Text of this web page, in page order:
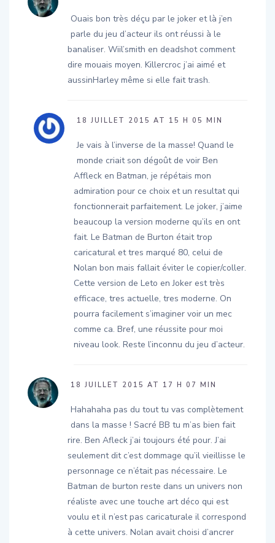
Ouais bon très déçu par le joker et là j’en
parle du jeu d’acteur ils ont réussi à le
banaliser. Wiil’smith en deadshot comment
dire mouais moyen. Killercroc j’ai aimé et
aussinHarley même si elle fait trash.
18 JUILLET 2015 AT 15 H 05 MIN
Je vais à l’inverse de la masse! Quand le
monde criait son dégoût de voir Ben
Affleck en Batman, je répétais mon
admiration pour ce choix et un resultat qui
fonctionnerait parfaitement. Le joker, j’aime
beaucoup la version moderne qu’ils en ont
fait. Le Batman de Burton était trop
caricatural et tres marqué 80, celui de
Nolan bon mais fallait éviter le copier/coller.
Cette version de Leto en Joker est très
efficace, tres actuelle, tres moderne. On
pourra facilement s’imaginer voir un mec
comme ca. Bref, une réussite pour moi
niveau look. Reste l’inconnu du jeu d’acteur.
18 JUILLET 2015 AT 17 H 07 MIN
Hahahaha pas du tout tu vas complètement
dans la masse ! Sacré BB tu m’as bien fait
rire. Ben Afleck j’ai toujours été pour. J’ai
seulement dit c’est dommage qu’il vieillisse le
personnage ce n’était pas nécessaire. Le
Batman de burton reste dans un univers non
réaliste avec une touche art déco qui est
voulu et il n’est pas caricaturale il correspond
à cette univers. Nolan avait choisi d’ancrer